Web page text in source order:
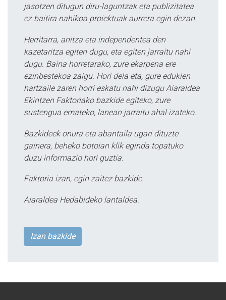
jasotzen ditugun diru-laguntzak eta publizitatea
ez baitira nahikoa proiektuak aurrera egin dezan.
Herritarra, anitza eta independentea den
kazetaritza egiten dugu, eta egiten jarraitu nahi
dugu. Baina horretarako, zure ekarpena ere
ezinbestekoa zaigu. Hori dela eta, gure edukien
hartzaile zaren horri eskatu nahi dizugu Aiaraldea
Ekintzen Faktoriako bazkide egiteko, zure
sustengua emateko, lanean jarraitu ahal izateko.
Bazkideek onura eta abantaila ugari dituzte
gainera, beheko botoian klik eginda topatuko
duzu informazio hori guztia.
Faktoria izan, egin zaitez bazkide.
Aiaraldea Hedabideko lantaldea.
Izan bazkide